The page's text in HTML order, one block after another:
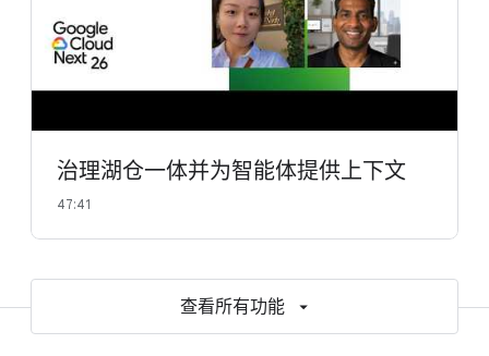
治理湖仓一体并为智能体提供上下文
47:41
查看所有功能